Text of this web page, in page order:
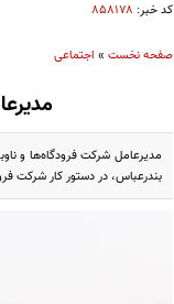
کد خبر: ۸۵۸۱۷۸
صفحه نخست» اجتماعی
مدیرعامل شرکت فرودگاه‌ها و
بندرعباس، در دستور کار شرکت